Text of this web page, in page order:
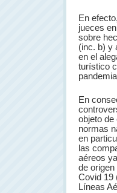
En
jueces
sobre
(inc. b) y
en el
turístico
En
objeto de
normas
en
las
aéreos
de
Covid 19
Líneas